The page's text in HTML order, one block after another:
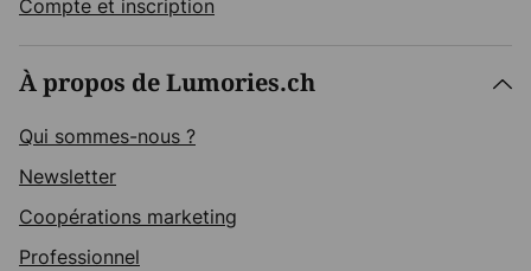
Compte et inscription
À propos de Lumories.ch
Qui sommes-nous ?
Newsletter
Coopérations marketing
Professionnel